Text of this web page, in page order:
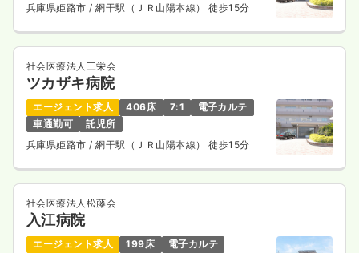
日勤のみ（パート）
給与 お問い合わせください
時間 8:30～17:00
日祝休み
ブランク可 第二新卒可
気になる 詳細を見る
兵庫県姫路市/ 網干駅（ＪＲ山陽本線） 徒歩15分
社会医療法人三栄会
ツカザキ病院
エージェント求人 406床 7:1
電子カルテ
車通勤可
託児所
兵庫県姫路市/ 網干駅（ＪＲ山陽本線） 徒歩15分
社会医療法人松藤会
入江病院
エージェント求人 199床
電子カルテ